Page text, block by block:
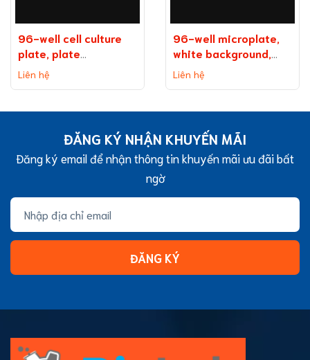
96-well cell culture
plate, plate
on background
(without TC
Liên hệ
96-well microplate,
white background,
medium binding
capacity
Liên hệ
ĐĂNG KÝ NHẬN KHUYẾN MÃI
Đăng ký email để nhận thông tin khuyến mãi ưu đãi bất
ngờ
ĐĂNG KÝ